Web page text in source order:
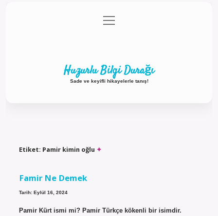
Gizlilik Politikası
menüyü
aç
Huzurlu Bilgi Durağı
Sade ve keyifli hikayelerle tanış!
Etiket: Pamir kimin oğlu
Famir Ne Demek
Tarih: Eylül 16, 2024
Pamir Kürt ismi mi? Pamir Türkçe kökenli bir isimdir.